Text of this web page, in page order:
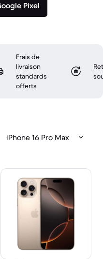
Pixel
Frais de
livraison
standards
offerts
iPhone 16 Pro Max